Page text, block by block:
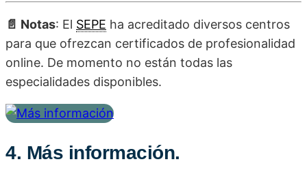
📄 Notas: El SEPE ha acreditado diversos centros
para que ofrezcan certificados de profesionalidad
online. De momento no están todas las
especialidades disponibles.
4. Más información.